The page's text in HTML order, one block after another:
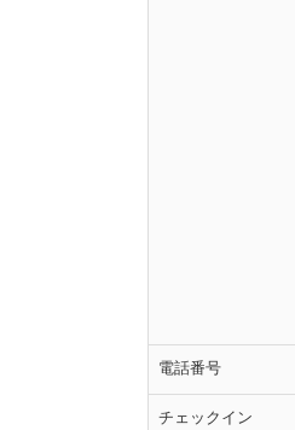
電話番号
チェックイン